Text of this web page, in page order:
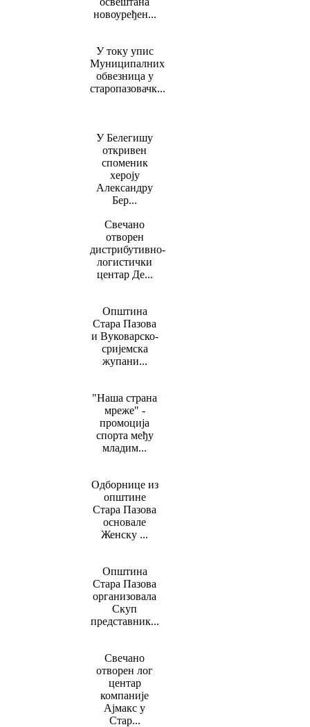
новоуређен...
У току упис
Муниципалних
обвезница у
старопазовачк...
У Белегишу
откривен
споменик
хероју
Александру
Бер...
Свечано
отворен
дистрибутивно-
логистички
центар Де...
Општина
Стара Пазова
и Вуковарско-
сријемска
жупани...
"Наша страна
мреже" -
промоција
спорта међу
младим...
Одборнице из
општине
Стара Пазова
основале
Женску ...
Општина
Стара Пазова
организовала
Скуп
представник...
Свечано
отворен лог
центар
компаније
Ајмакс у
Стар...